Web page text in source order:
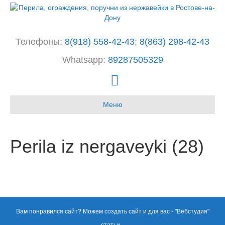
Телефоны: 8(918) 558-42-43; 8(863) 298-42-43
Whatsapp: 89287505329
n
s
g
Меню
Perila iz nergaveyki (28)
Вам понравился сайт? Можем создать сайт и для вас - "Вебстудия"